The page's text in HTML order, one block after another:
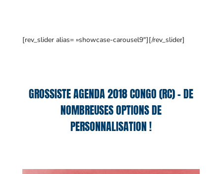
[rev_slider alias= »showcase-carousel9″][/rev_slider]
GROSSISTE AGENDA 2018 CONGO (RC) – DE
NOMBREUSES OPTIONS DE
PERSONNALISATION !